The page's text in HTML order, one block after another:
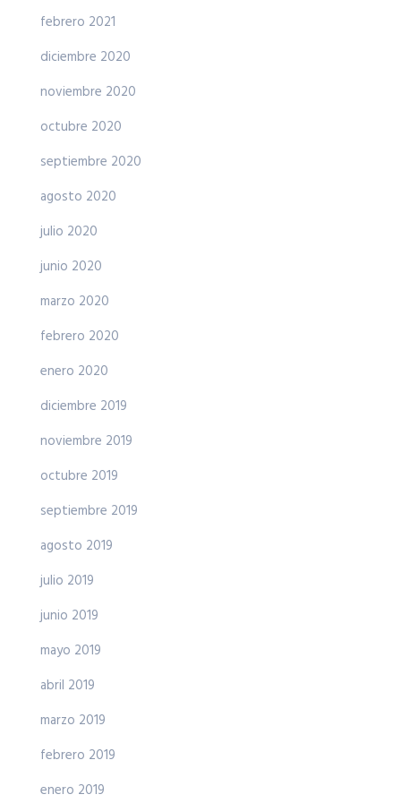
febrero 2021
diciembre 2020
noviembre 2020
octubre 2020
septiembre 2020
agosto 2020
julio 2020
junio 2020
marzo 2020
febrero 2020
enero 2020
diciembre 2019
noviembre 2019
octubre 2019
septiembre 2019
agosto 2019
julio 2019
junio 2019
mayo 2019
abril 2019
marzo 2019
febrero 2019
enero 2019